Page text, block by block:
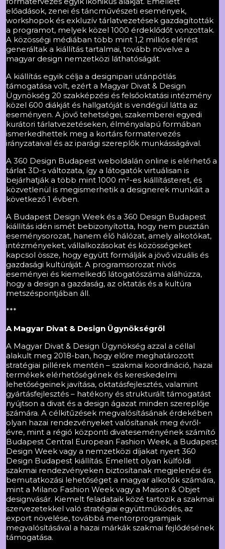
előadások, zenei és táncművészeti események,
workshopok és exkluzív tárlatvezetések gazdagították
a programot, melyek közel 1000 érdeklődőt vonzottak.
A közösségi médiában több mint 1,2 milliós elérést
generáltak a kiállítás tartalmai, tovább növelve a
magyar design nemzetközi láthatóságát.
A kiállítás egyik célja a designipari utánpótlás
támogatása volt, ezért a Magyar Divat & Design
Ügynökség 20 szakképzési és felsőoktatási intézmény
közel 600 diákját és hallgatóját is vendégül látta az
eseményen. A jövő tehetségei, szakemberei egyedi
kurátori tárlatvezetéseken, élményalapú formában
ismerkedhettek meg a kortárs formatervezés
irányzataival és az iparági szereplők munkásságával.
A 360 Design Budapest weboldalán online is elérhető a
tárlat 3D-s változata, így a látogatók virtuálisan is
bejárhatják a több mint 1000 m²-es kiállításteret, és
közvetlenül is megismerhetik a designerek munkáit a
következő 1 évben.
A Budapest Design Week és a 360 Design Budapest
kiállítás idén ismét bebizonyította, hogy nem pusztán
eseménysorozat, hanem élő hálózat, amely alkotókat,
intézményeket, vállalkozásokat és közösségeket
kapcsol össze, hogy együtt formálják a jövő vizuális és
gazdasági kultúráját. A programsorozat nívós
eseményei és kiemelkedő látogatószáma aláhúzza,
hogy a design a gazdaság, az oktatás és a kultúra
metszéspontjában áll.
***
A Magyar Divat & Design Ügynökségről
A Magyar Divat & Design Ügynökség azzal a céllal
alakult meg 2018-ban, hogy előre meghatározott
stratégiai pillérek mentén – szakmai koordináció, hazai
termékek elérhetőségének és kereskedelmi
lehetőségeinek javítása, oktatásfejlesztés, valamint
gyártásfejlesztés – hatékony és strukturált támogatást
nyújtson a divat és a design ágazat minden szereplője
számára. A célkitűzések megvalósításának érdekében
olyan hazai rendezvényeket valósítanak meg évről-
évre, mint a régió központi divateseményének számító
Budapest Central European Fashion Week, a Budapest
Design Week vagy a nemzetközi díjakat nyert 360
Design Budapest kiállítás. Emellett olyan külföldi
szakmai rendezvényeken biztosítanak megjelenési és
bemutatkozási lehetőséget a magyar alkotók számára,
mint a Milano Fashion Week vagy a Maison & Objet
designvásár. Kiemelt feladataik közé tartozik a szakmai
szervezetekkel való stratégiai együttműködés, az
export növelése, továbbá mentorprogramjaik
megvalósításával a hazai márkák szakmai fejlődésének
támogatása.